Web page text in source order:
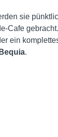
sie
Cafe
ein
Bequia.